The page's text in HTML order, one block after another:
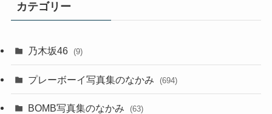
カテゴリー
乃木坂46 (9)
プレーボーイ写真集のなかみ (694)
BOMB写真集のなかみ (63)